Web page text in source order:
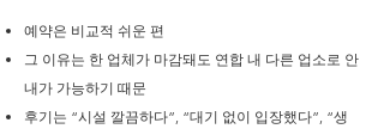
예약은 비교적 쉬운 편
그 이유는 한 업체가 마감돼도 연합 내 다른 업소로 안
내가 가능하기 때문
후기는 “시설 깔끔하다”, “대기 없이 입장했다”, “생